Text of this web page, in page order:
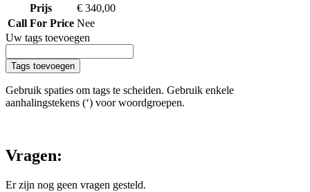
Prijs
€ 340,00
Call For Price Nee
Uw tags toevoegen
Tags toevoegen
Gebruik spaties om tags te scheiden. Gebruik enkele
aanhalingstekens (‘) voor woordgroepen.
Vragen:
Er zijn nog geen vragen gesteld.